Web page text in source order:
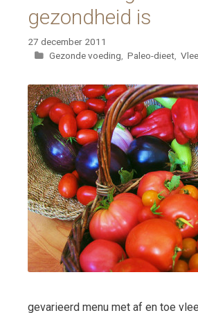
gezondheid is
27 december 2011
Categorieën
Gezonde voeding Paleo-dieet
gevarieerd menu met af en toe